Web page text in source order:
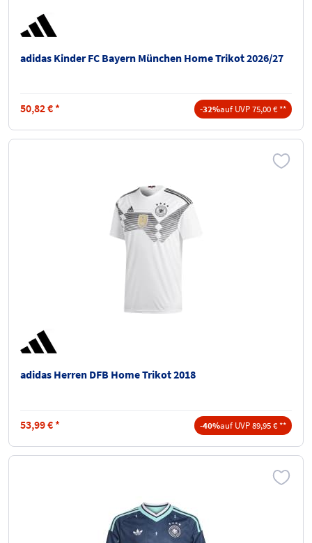
adidas Kinder FC Bayern München Home Trikot 2026/27
50,82€ * -32%auf UVP 75,00 € **
adidas Herren DFB Home Trikot 2018
53,99€ * -40%auf UVP 89,95 € **